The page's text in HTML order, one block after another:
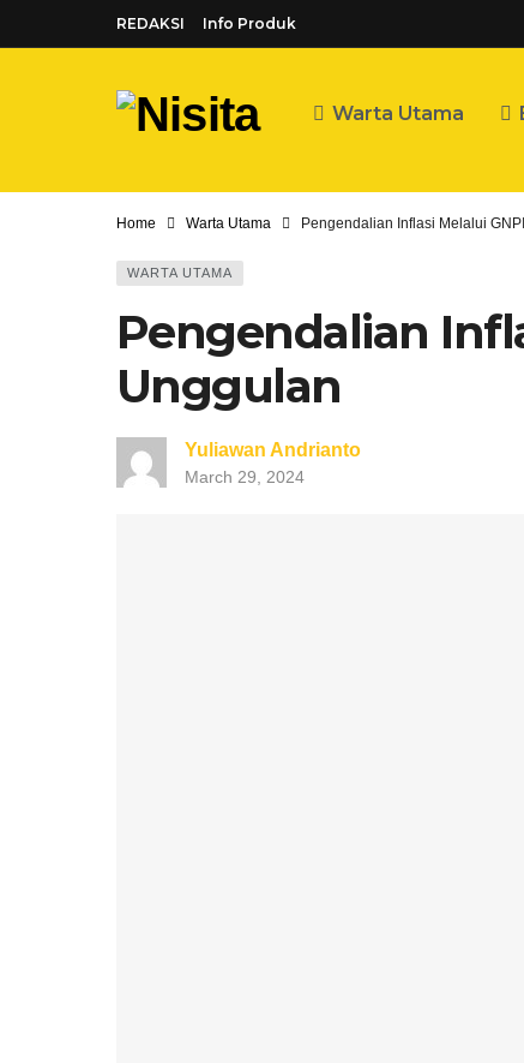
REDAKSI Info Produk
Warta Utama
Home Warta Utama Pengendalian Inflasi Melalui
WARTA UTAMA
Pengendalian
Unggulan
Yuliawan Andrianto
March 29, 2024